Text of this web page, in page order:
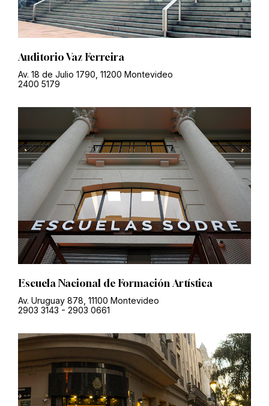
Auditorio Vaz Ferreira
Av. 18 de Julio 1790, 11200 Montevideo
2400 5179
Escuela Nacional de Formación Artística
Av. Uruguay 878, 11100 Montevideo
2903 3143 - 2903 0661